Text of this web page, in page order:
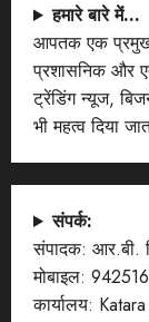
हमारे बारे में…
आपतक एक प्रमुख
प्रशासनिक और
ट्रेंडिंग न्यूज,
भी महत्व दिया
संपर्क:
संपादक: आर.बी.
मोबाइल:
कार्यालय: